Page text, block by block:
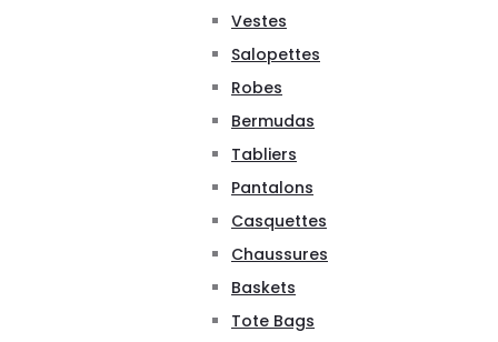
Vestes
Salopettes
Robes
Bermudas
Tabliers
Pantalons
Casquettes
Chaussures
Baskets
Tote Bags